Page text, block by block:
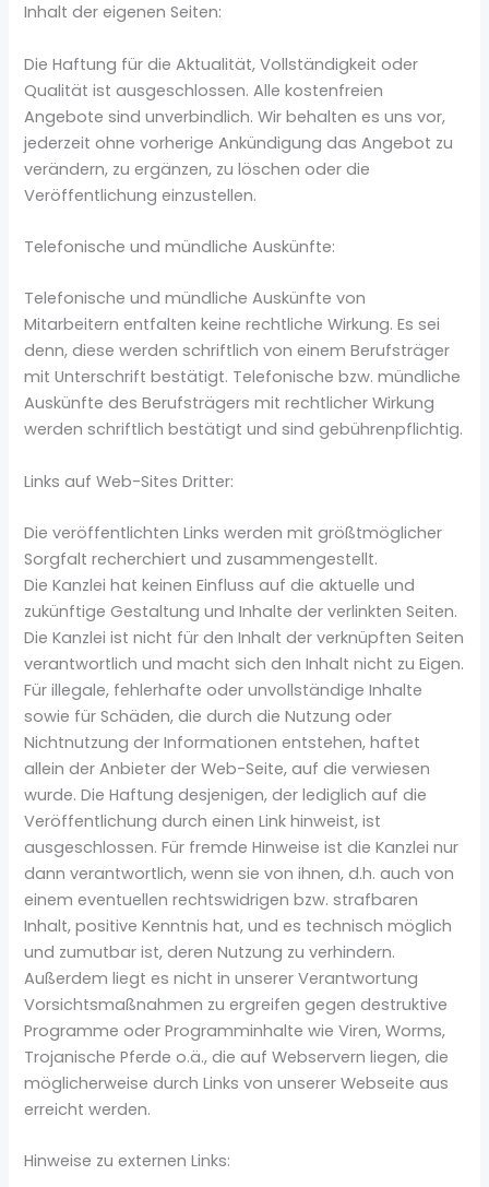
Inhalt der eigenen Seiten:
Die Haftung für die Aktualität, Vollständigkeit oder
Qualität ist ausgeschlossen. Alle kostenfreien
Angebote sind unverbindlich. Wir behalten es uns vor,
jederzeit ohne vorherige Ankündigung das Angebot zu
verändern, zu ergänzen, zu löschen oder die
Veröffentlichung einzustellen.
Telefonische und mündliche Auskünfte:
Telefonische und mündliche Auskünfte von
Mitarbeitern entfalten keine rechtliche Wirkung. Es sei
denn, diese werden schriftlich von einem Berufsträger
mit Unterschrift bestätigt. Telefonische bzw. mündliche
Auskünfte des Berufsträgers mit rechtlicher Wirkung
werden schriftlich bestätigt und sind gebührenpflichtig.
Links auf Web-Sites Dritter:
Die veröffentlichten Links werden mit größtmöglicher
Sorgfalt recherchiert und zusammengestellt.
Die Kanzlei hat keinen Einfluss auf die aktuelle und
zukünftige Gestaltung und Inhalte der verlinkten Seiten.
Die Kanzlei ist nicht für den Inhalt der verknüpften Seiten
verantwortlich und macht sich den Inhalt nicht zu Eigen.
Für illegale, fehlerhafte oder unvollständige Inhalte
sowie für Schäden, die durch die Nutzung oder
Nichtnutzung der Informationen entstehen, haftet
allein der Anbieter der Web-Seite, auf die verwiesen
wurde. Die Haftung desjenigen, der lediglich auf die
Veröffentlichung durch einen Link hinweist, ist
ausgeschlossen. Für fremde Hinweise ist die Kanzlei nur
dann verantwortlich, wenn sie von ihnen, d.h. auch von
einem eventuellen rechtswidrigen bzw. strafbaren
Inhalt, positive Kenntnis hat, und es technisch möglich
und zumutbar ist, deren Nutzung zu verhindern.
Außerdem liegt es nicht in unserer Verantwortung
Vorsichtsmaßnahmen zu ergreifen gegen destruktive
Programme oder Programminhalte wie Viren, Worms,
Trojanische Pferde o.ä., die auf Webservern liegen, die
möglicherweise durch Links von unserer Webseite aus
erreicht werden.
Hinweise zu externen Links: